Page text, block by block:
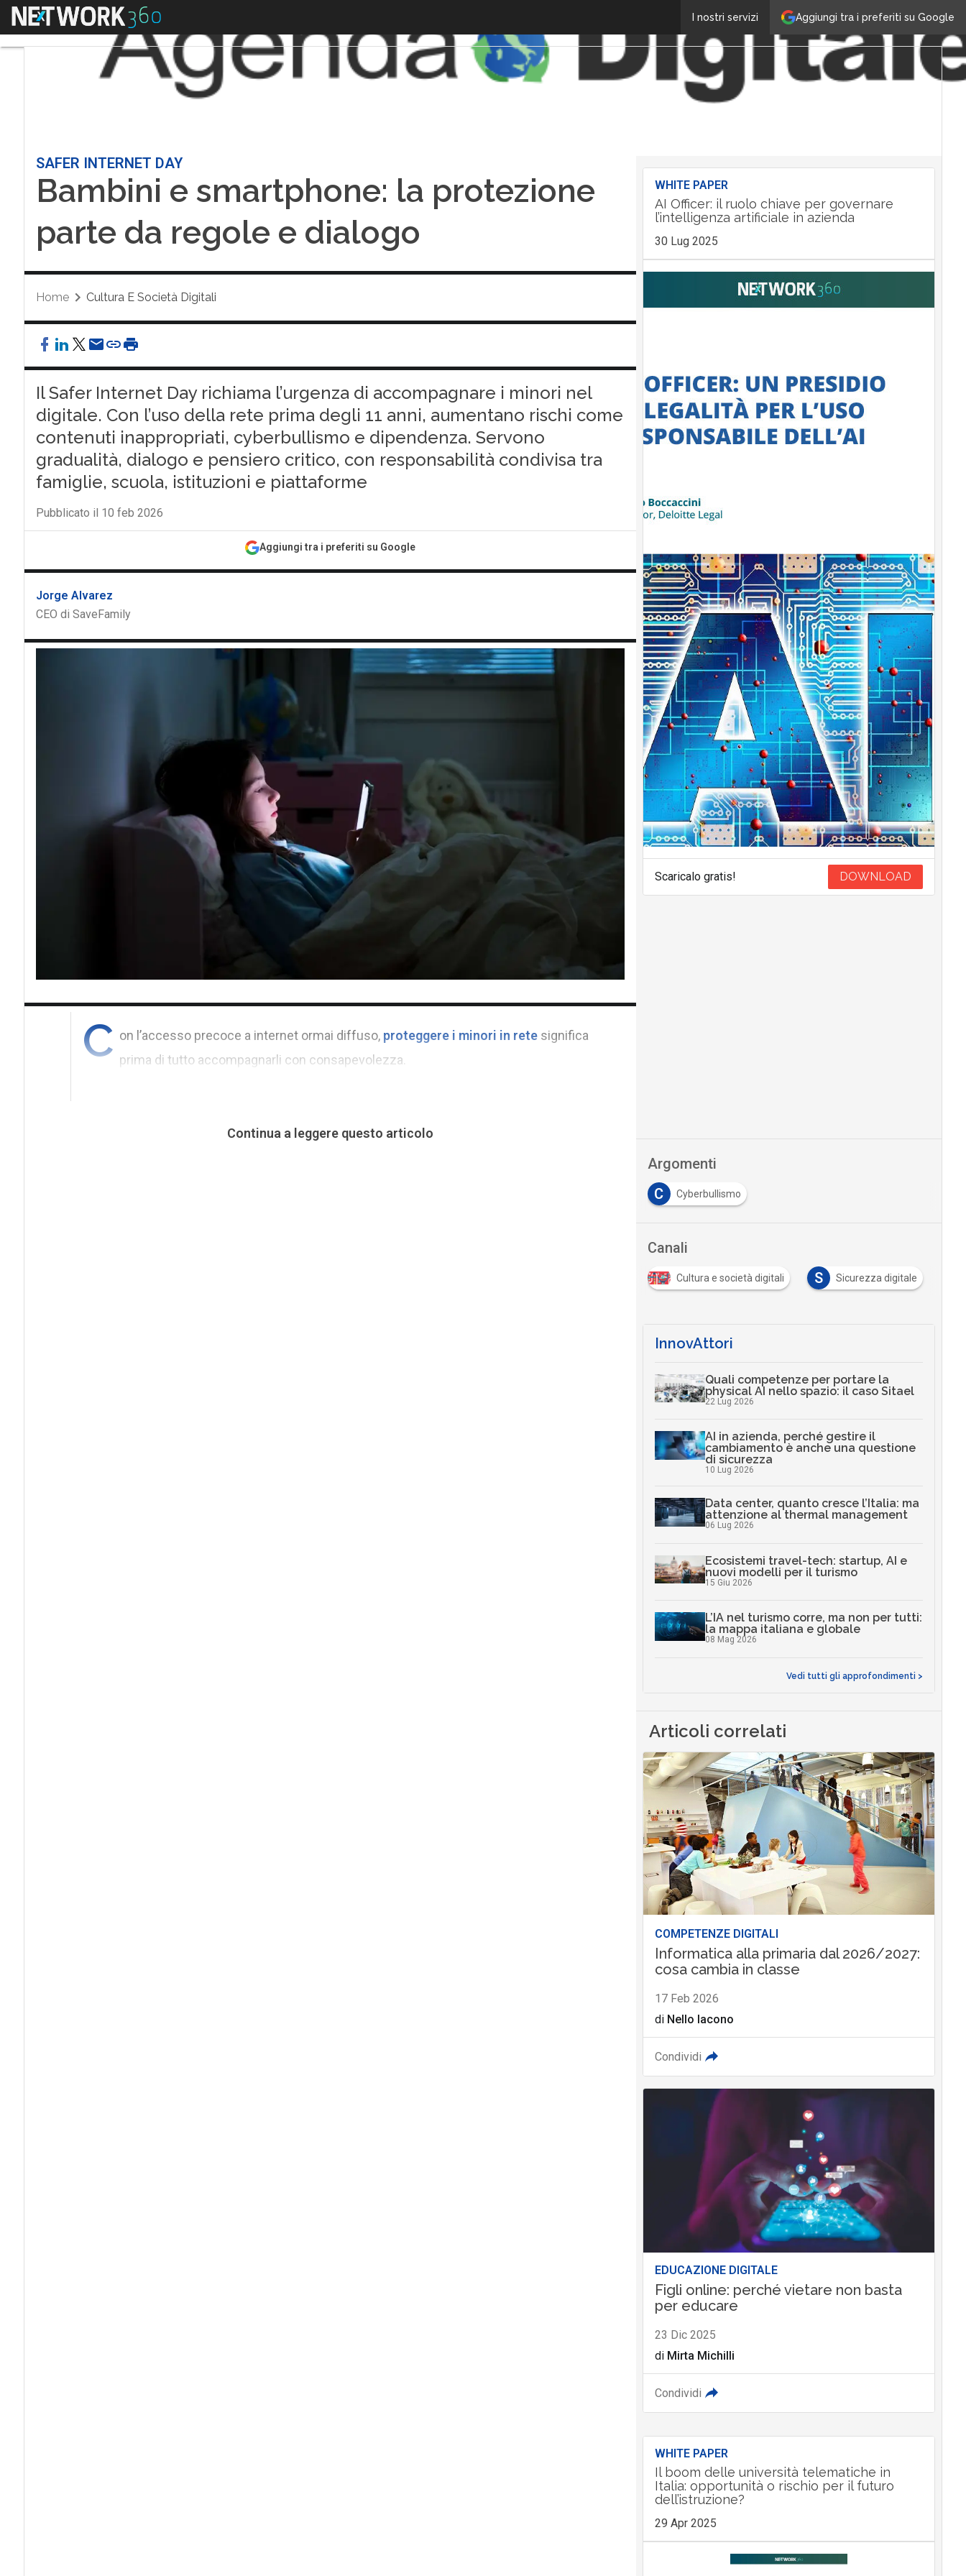
Aggiungi tra i preferiti su Google
I nostri servizi
Menu
SAFER INTERNET DAY
Bambini e smartphone: la protezione
parte da regole e dialogo
Home Cultura E Società Digitali
Il Safer Internet Day richiama l’urgenza di accompagnare i minori nel
digitale. Con l’uso della rete prima degli 11 anni, aumentano rischi come
contenuti inappropriati, cyberbullismo e dipendenza. Servono
gradualità, dialogo e pensiero critico, con responsabilità condivisa tra
famiglie, scuola, istituzioni e piattaforme
Pubblicato il 10 feb 2026
Aggiungi tra i preferiti su Google
Jorge Alvarez
CEO di SaveFamily
C on l’accesso precoce a internet ormai diffuso, proteggere i minori in retesignifica
prima di tutto accompagnarli con consapevolezza.
Continua a leggere questo articolo
WHITE PAPER
AI Officer: il ruolo chiave per governare
l’intelligenza artificiale in azienda
30 Lug 2025
Scaricalo gratis! DOWNLOAD
Argomenti
C
Cyberbullismo
Canali
Cultura e società digitali S Sicurezza digitale
InnovAttori
Quali competenze per portare la
physical AI nello spazio: il caso Sitael
22 Lug 2026
AI in azienda, perché gestire il
cambiamento è anche una questione
di sicurezza
10 Lug 2026
Data center, quanto cresce l’Italia: ma
attenzione al thermal management
06 Lug 2026
Ecosistemi travel-tech: startup, AI e
nuovi modelli per il turismo
15 Giu 2026
L’IA nel turismo corre, ma non per tutti:
la mappa italiana e globale
08 Mag 2026
Vedi tutti gli approfondimenti >
Articoli correlati
COMPETENZE DIGITALI
Informatica alla primaria dal 2026/2027:
cosa cambia in classe
17 Feb 2026
di Nello Iacono
Condividi
EDUCAZIONE DIGITALE
Figli online: perché vietare non basta
per educare
23 Dic 2025
di Mirta Michilli
Condividi
WHITE PAPER
Il boom delle università telematiche in
Italia: opportunità o rischio per il futuro
dell’istruzione?
29 Apr 2025